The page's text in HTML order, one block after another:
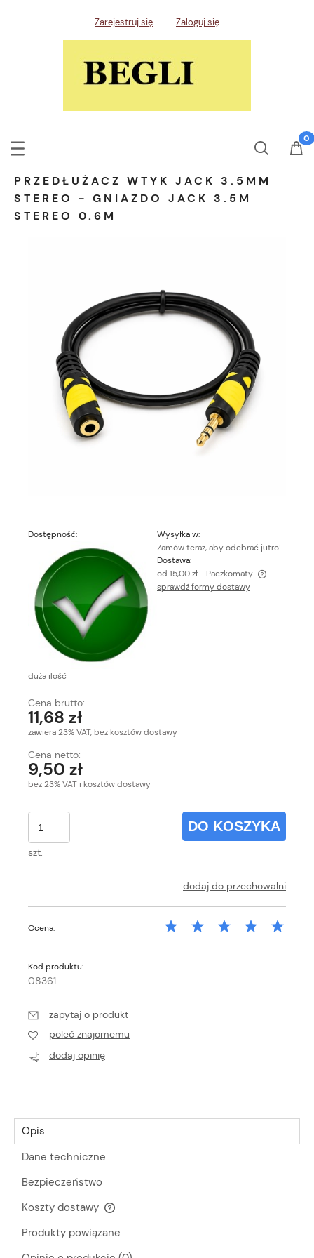
Zarejestruj się Zaloguj się
PRZEDŁUŻACZ WTYK JACK 3.5MM
STEREO - GNIAZDO JACK 3.5M
STEREO 0.6M
Dostępność:
duża ilość
Wysyłka w:
Zamów teraz, aby odebrać jutro!
Dostawa:
od 15,00 zł- Paczkomaty
Cena nie zawiera ewentualnych kosztów płatności
sprawdź formy dostawy
Cena brutto:
11,68 zł
zawiera 23% VAT, bez kosztów dostawy
Cena netto:
9,50 zł
bez 23% VAT i kosztów dostawy
szt.
DO KOSZYKA
dodaj do przechowalni
Ocena:
Kod produktu:
08361
zapytaj o produkt
poleć znajomemu
dodaj opinię
Opis
Dane techniczne
Bezpieczeństwo
Koszty dostawy
Cena nie zawiera ewentualnych kosztów płatności
Produkty powiązane